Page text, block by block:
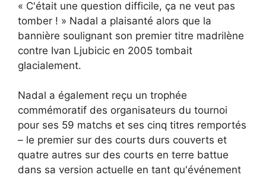
« C'était une question difficile, ça ne veut pas
tomber ! » Nadal a plaisanté alors que la
bannière soulignant son premier titre madrilène
contre Ivan Ljubicic en 2005 tombait
glacialement.
Nadal a également reçu un trophée
commémoratif des organisateurs du tournoi
pour ses 59 matchs et ses cinq titres remportés
– le premier sur des courts durs couverts et
quatre autres sur des courts en terre battue
dans sa version actuelle en tant qu'événement